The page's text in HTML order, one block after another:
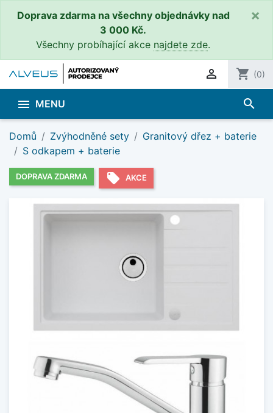
Doprava zdarma na všechny objednávky nad
3 000 Kč.
Všechny probíhající akce najdete zde.
×
 shopping_cart (0)
 MENU search
Domů Zvýhodněné sety
Granitový dřez + baterie
S odkapem + baterie
DOPRAVA ZDARMA local_offer AKCE